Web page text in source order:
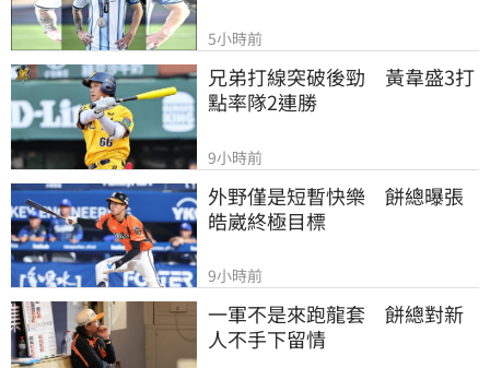
5小時前
兄弟打線突破後勁　黃韋盛3打
點率隊2連勝
9小時前
外野僅是短暫快樂　餅總曝張
皓崴終極目標
9小時前
一軍不是來跑龍套　餅總對新
人不手下留情